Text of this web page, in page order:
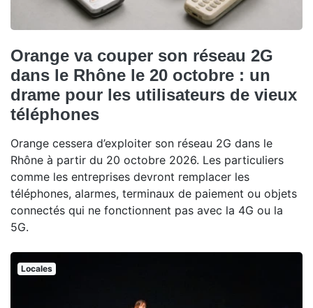
Orange va couper son réseau 2G
dans le Rhône le 20 octobre : un
drame pour les utilisateurs de vieux
téléphones
Orange cessera d’exploiter son réseau 2G dans le
Rhône à partir du 20 octobre 2026. Les particuliers
comme les entreprises devront remplacer les
téléphones, alarmes, terminaux de paiement ou objets
connectés qui ne fonctionnent pas avec la 4G ou la
5G.
Locales